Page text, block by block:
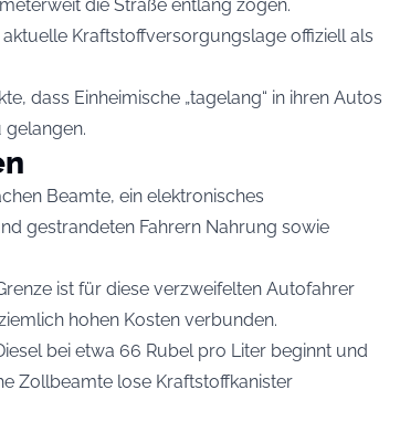
die Straße entlang zogen.
Kraftstoffversorgungslage offiziell als
dass Einheimische „tagelang“ in ihren Autos
gelangen.
Beamte, ein elektronisches
gestrandeten Fahrern Nahrung sowie
ist für diese verzweifelten Autofahrer
hohen Kosten verbunden.
bei etwa 66 Rubel pro Liter beginnt und
Zollbeamte lose Kraftstoffkanister